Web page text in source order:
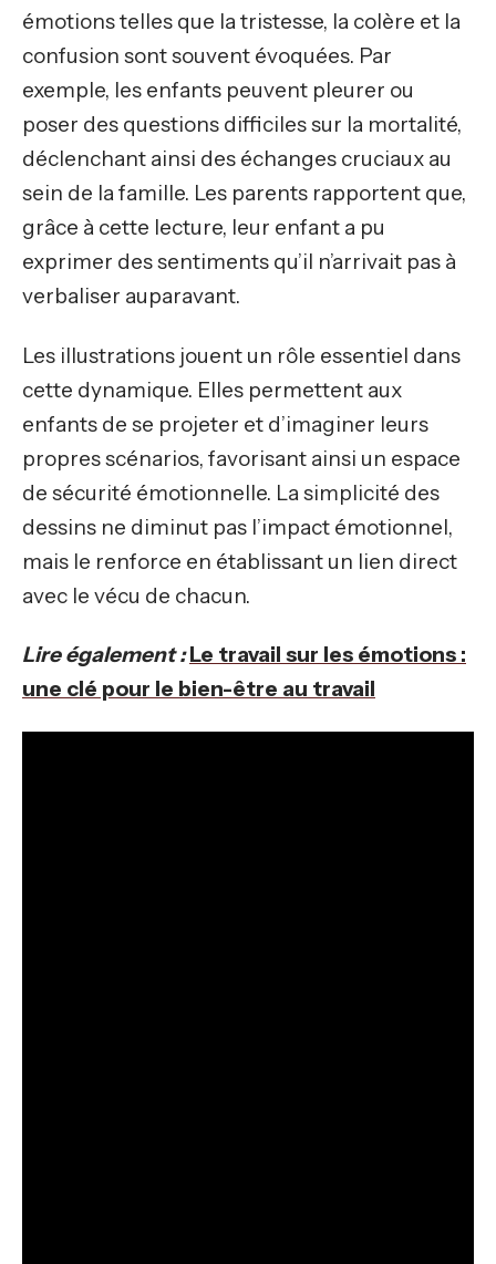
émotions telles que la tristesse, la colère et la
confusion sont souvent évoquées. Par
exemple, les enfants peuvent pleurer ou
poser des questions difficiles sur la mortalité,
déclenchant ainsi des échanges cruciaux au
sein de la famille. Les parents rapportent que,
grâce à cette lecture, leur enfant a pu
exprimer des sentiments qu’il n’arrivait pas à
verbaliser auparavant.
Les illustrations jouent un rôle essentiel dans
cette dynamique. Elles permettent aux
enfants de se projeter et d’imaginer leurs
propres scénarios, favorisant ainsi un espace
de sécurité émotionnelle. La simplicité des
dessins ne diminut pas l’impact émotionnel,
mais le renforce en établissant un lien direct
avec le vécu de chacun.
Lire également : Le travail sur les émotions :
une clé pour le bien-être au travail